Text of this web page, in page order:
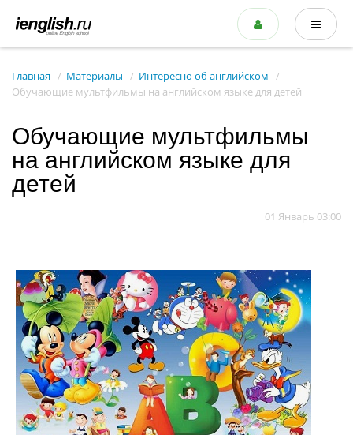
Главная Материалы
Интересно об английском
Обучающие мультфильмы на английском языке для детей
Обучающие мультфильмы
на английском языке для
детей
01 Январь 03:00